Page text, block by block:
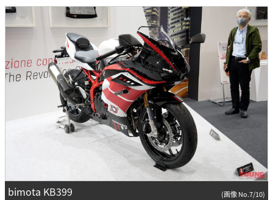
bimota KB399 (画像 No.7/10)